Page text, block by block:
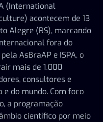
(International
acontecem de 13
Alegre (RS), marcando
fora do
AsBraAP e ISPA, o
mais de 1.000
consultores e
do mundo. Com foco
a programação
científico por meio